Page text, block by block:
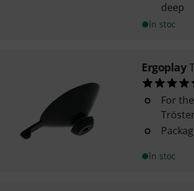
deep
în stoc
Ergoplay
For
în stoc